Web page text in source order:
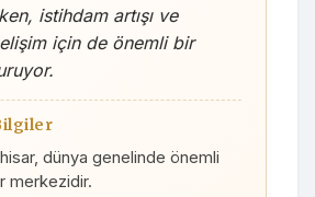
istihdam artışı ve
için de önemli bir
dünya genelinde önemli
merkezidir.